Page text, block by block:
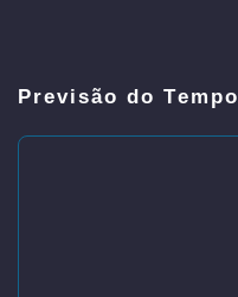
Previsão do Tempo